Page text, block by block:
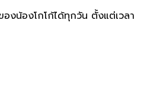
องน้องโกโก้ได้ทุกวัน ตั้งแต่เวลา